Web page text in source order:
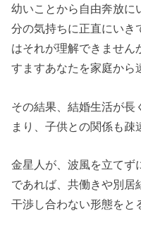
幼いことから自由奔放に
分の気持ちに正直にいき
はそれが理解できません
すますあなたを家庭から
その結果、結婚生活が長
まり、子供との関係も疎
金星人が、波風を立てず
であれば、共働きや別居
干渉し合わない形態をと